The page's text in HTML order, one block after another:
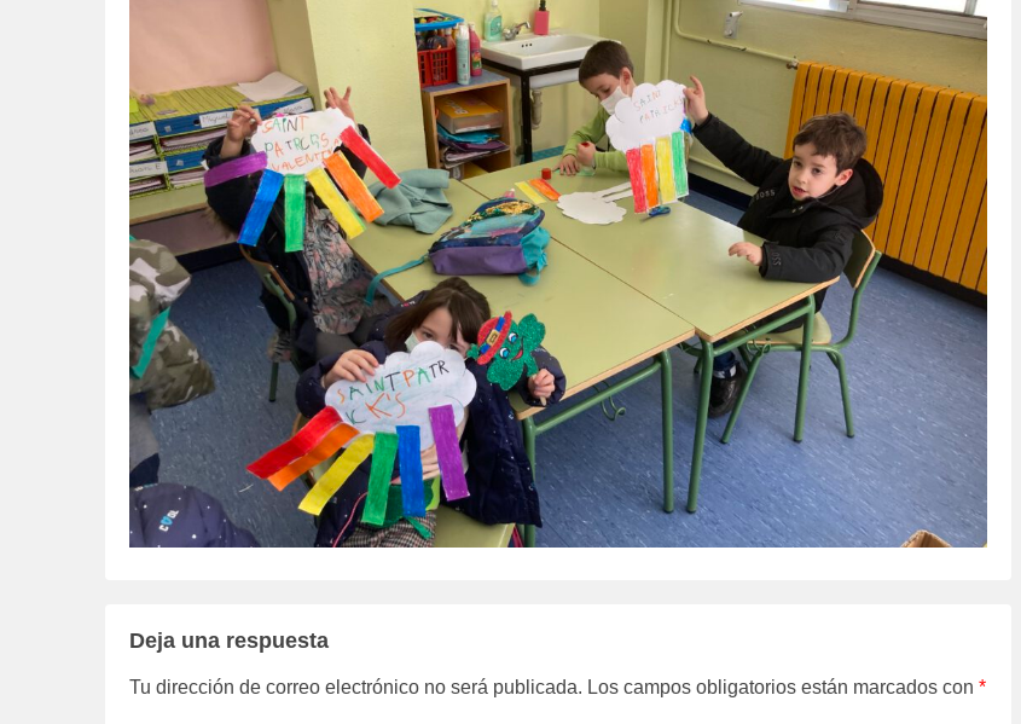
Deja una respuesta
Tu dirección de correo electrónico no será publicada. Los campos obligatorios están marcados con *